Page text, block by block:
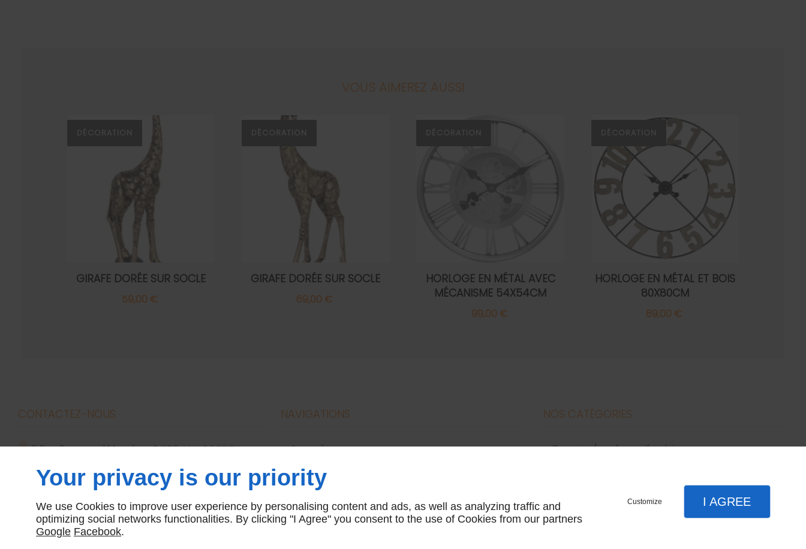
VOUS AIMEREZ AUSSI
DÉCORATION
GIRAFE DORÉE SUR SOCLE
59,00 €
DÉCORATION
GIRAFE DORÉE SUR SOCLE
69,00 €
DÉCORATION
HORLOGE EN MÉTAL AVEC
MÉCANISME 54X54CM
99,00 €
DÉCORATION
HORLOGE EN MÉTAL ET BOIS
80X80CM
89,00 €
CONTACTEZ-NOUS
5 Rue Raymond Mondon 54150 VAL DE BRIEY
09 74 56 95 59
NAVIGATIONS
accueil
nous contacter
mentions légales
plan du site
NOS CATÉGORIES
bougies / parfums d'ambiance
Your privacy is our priority
We use Cookies to improve user experience by personalising content and ads, as well as analyzing traffic and
optimizing social networks functionalities. By clicking "I Agree" you consent to the use of Cookies from our partners
Google Facebook.
Customize I AGREE